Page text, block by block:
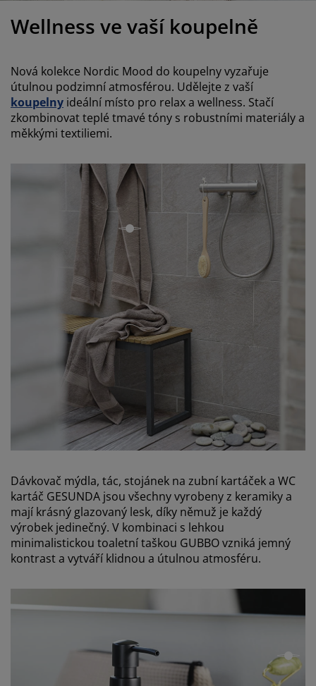
do ložnice
matrace
postele
o nábytek/doplňky
osvětlení
pokoj
mazlíčky
Wellness ve vaší koupelně
Nová kolekce Nordic Mood do koupelny vyzařuje
útulnou podzimní atmosférou. Udělejte z vaší
koupelny ideální místo pro relax a wellness. Stačí
zkombinovat teplé tmavé tóny s robustními materiály a
měkkými textiliemi.
open
Dávkovač mýdla, tác, stojánek na zubní kartáček a WC
kartáč GESUNDA jsou všechny vyrobeny z keramiky a
mají krásný glazovaný lesk, díky němuž je každý
výrobek jedinečný. V kombinaci s lehkou
minimalistickou toaletní taškou GUBBO vzniká jemný
kontrast a vytváří klidnou a útulnou atmosféru.
open